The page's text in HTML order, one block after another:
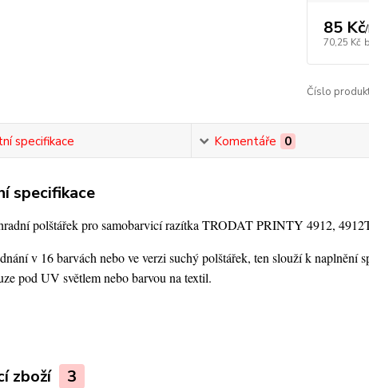
85 Kč/
70,25 Kč
Číslo
specifikace Komentáře 0
specifikace
polštářek pro samobarvicí razítka TRODAT PRINTY 4912,
v 16 barvách nebo ve verzi suchý polštářek, ten slouží k naplnění
pod UV světlem nebo barvou na textil.
zboží 3